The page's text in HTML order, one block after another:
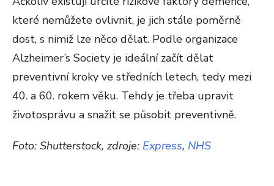
které nemůžete ovlivnit, je jich stále poměrně
dost, s nimiž lze něco dělat. Podle organizace
Alzheimer’s Society je ideální začít dělat
preventivní kroky ve středních letech, tedy mezi
40. a 60. rokem věku. Tehdy je třeba upravit
životosprávu a snažit se působit preventivně.
Foto: Shutterstock, zdroje: Express, NHS